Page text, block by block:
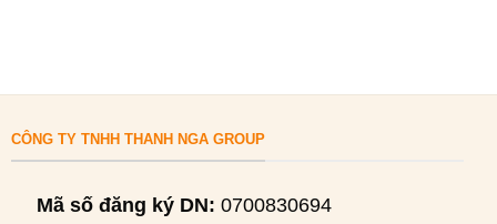
CÔNG TY TNHH THANH NGA GROUP
Mã số đăng ký DN: 0700830694